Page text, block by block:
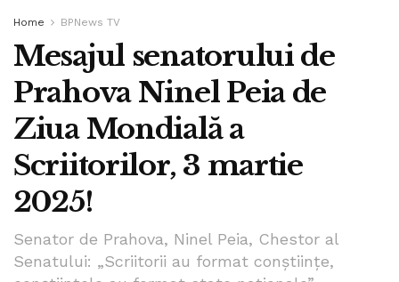
Home BPNews TV
Mesajul senatorului de
Prahova Ninel Peia de
Ziua Mondială a
Scriitorilor, 3 martie
2025!
Senator de Prahova, Ninel Peia, Chestor al
Senatului: „Scriitorii au format conștiințe,